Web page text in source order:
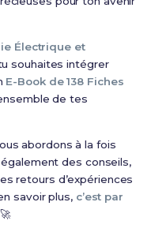
Électrique et
souhaites intégrer
E-Book de 138 Fiches
de tes
abordons à la fois
des conseils,
retours d’expériences
savoir plus, c’est par